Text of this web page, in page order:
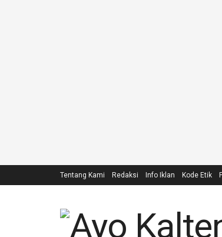
Tentang Kami Redaksi Info Iklan Kode Etik